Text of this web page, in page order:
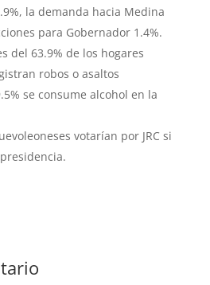
la demanda hacia Medina
para Gobernador 1.4%.
del 63.9% de los hogares
robos o asaltos
se consume alcohol en la
votarían por JRC si